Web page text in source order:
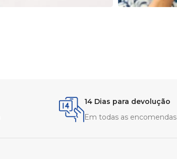
14 Dias para devolução
Em todas as encomendas